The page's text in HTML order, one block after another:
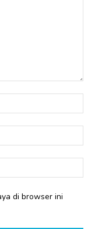
di browser ini